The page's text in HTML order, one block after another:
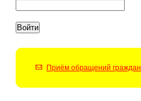
Приём обращений граждан